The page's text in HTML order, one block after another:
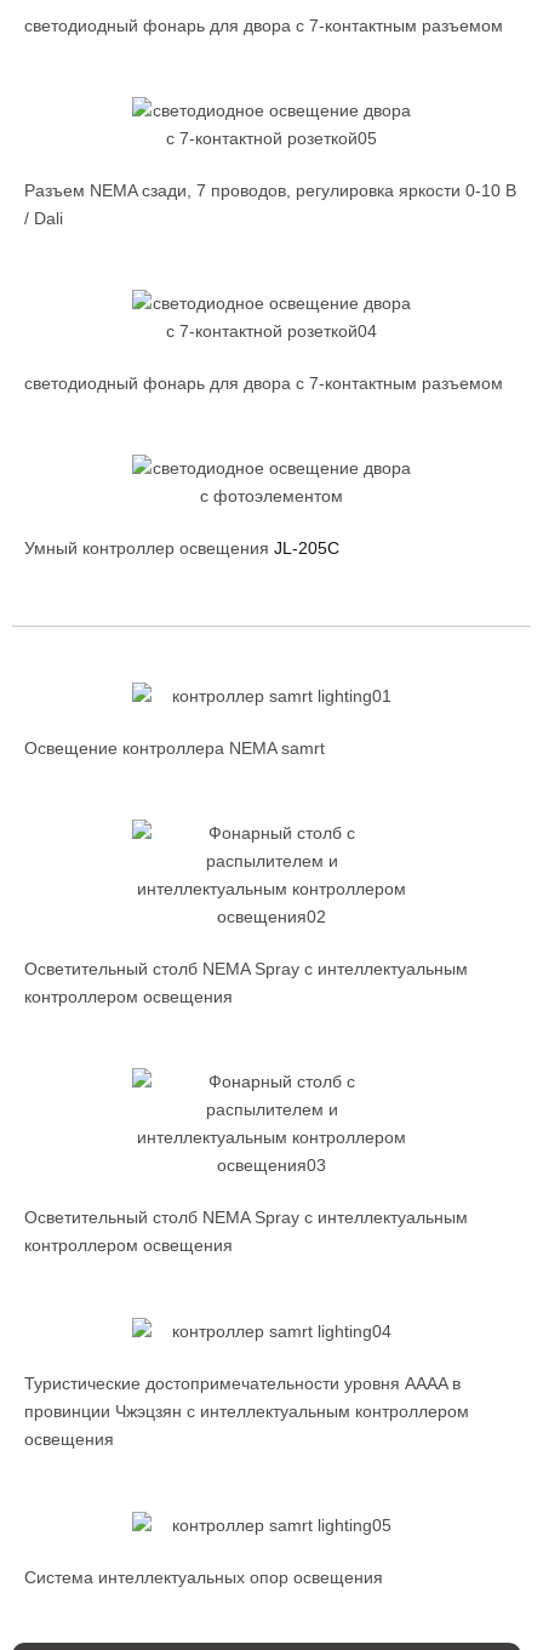
светодиодный фонарь для двора с 7-контактным разъемом
Разъем NEMA сзади, 7 проводов, регулировка яркости 0-10 В
/ Dali
светодиодный фонарь для двора с 7-контактным разъемом
Умный контроллер освещения JL-205C
Освещение контроллера NEMA samrt
Осветительный столб NEMA Spray с интеллектуальным
контроллером освещения
Осветительный столб NEMA Spray с интеллектуальным
контроллером освещения
Туристические достопримечательности уровня AAAA в
провинции Чжэцзян с интеллектуальным контроллером
освещения
Система интеллектуальных опор освещения